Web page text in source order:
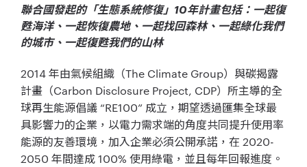
聯合國發起的「生態系統修復」10年計畫包括：一起復
甦海洋、一起恢復農地、一起找回森林、一起綠化我們
的城市、一起復甦我們的山林
2014 年由氣候組織（The Climate Group）與碳揭露
計畫（Carbon Disclosure Project, CDP）所主導的全
球再生能源倡議 “RE100” 成立，期望透過匯集全球最
具影響力的企業，以電力需求端的角度共同提升使用率
能源的友善環境，加入企業必須公開承諾，在 2020-
2050 年間達成 100% 使用綠電，並且每年回報進度。